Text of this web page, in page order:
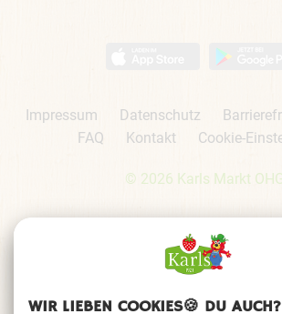
Impressum Datenschutz
FAQ
Kontakt Cookie-
© 2026 Karls Markt